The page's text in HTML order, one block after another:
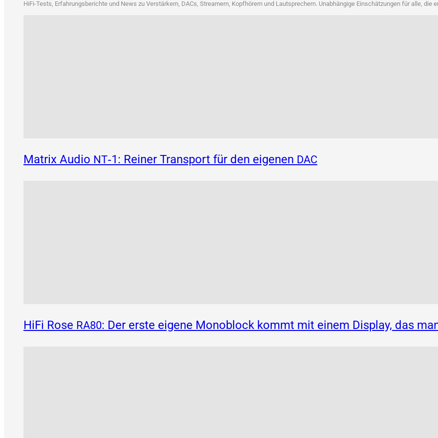
HiFi-Tests, Erfah­rungs­be­rich­te und News zu Ver­stär­kern, DACs, Strea­mern, Kopf­hö­rern und Laut­spre­chern. Unab­hän­gi­ge Ein­schät­zun­gen für alle, die
Matrix Audio NT‑1: Reiner Transport für den eigenen DAC
HiFi Rose RA80: Der erste eigene Monoblock kommt mit einem Display, das